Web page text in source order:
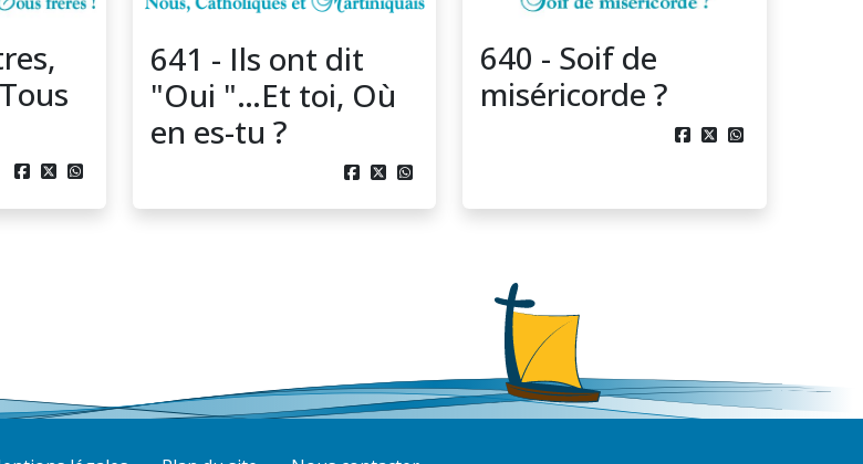
  
641 - Ils ont dit
"Oui "…Et toi, Où
en es-tu ?
  
640 - Soif de
miséricorde ?
  